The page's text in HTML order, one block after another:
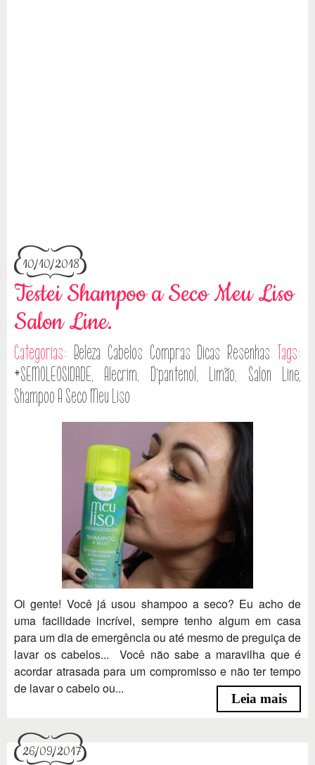
10/10/2018
Testei Shampoo a Seco Meu Liso
Salon Line.
Categorias: Beleza Cabelos Compras Dicas Resenhas Tags:
#SEMOLEOSIDADE, Alecrim, D’pantenol, Limão, Salon Line,
Shampoo A Seco Meu Liso
Oi gente! Você já usou shampoo a seco? Eu acho de
uma facilidade incrível, sempre tenho algum em casa
para um dia de emergência ou até mesmo de preguiça de
lavar os cabelos... Você não sabe a maravilha que é
acordar atrasada para um compromisso e não ter tempo
de lavar o cabelo ou...
Leia mais
26/09/2017